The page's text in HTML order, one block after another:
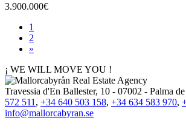
3.900.000€
1
2
»
¡ WE WILL MOVE YOU !
Travessia d'En Ballester, 10 - 07002 - Palma
572 511 , +34 640 503 158, +34 634 583 970,
info@mallorcabyran.se